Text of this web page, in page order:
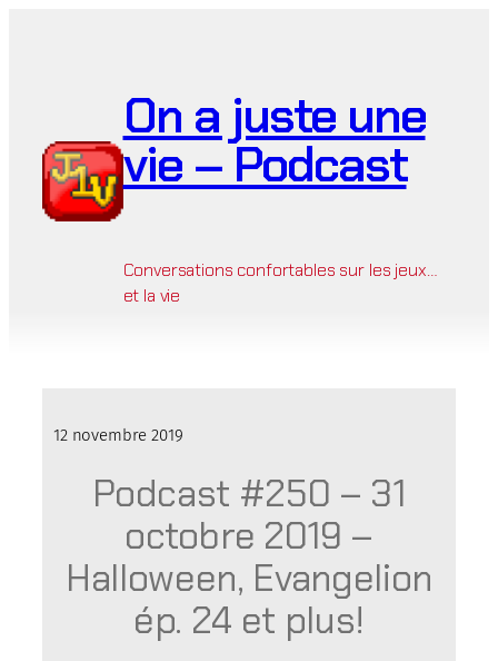
On a juste une
vie – Podcast
Conversations confortables sur les jeux…
et la vie
12 novembre 2019
Podcast #250 – 31
octobre 2019 –
Halloween, Evangelion
ép. 24 et plus!